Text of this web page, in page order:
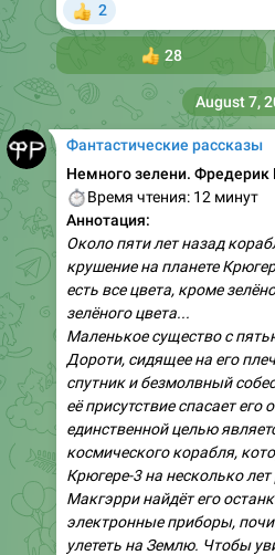
2
28
Фантастические рассказы
Немного зелени. Фредерик
Время чтения: 12 минут
Аннотация:
Около пяти лет назад
крушение на планете
есть все цвета, кроме
зелёного цвета...
Маленькое существо с
Дороти, сидящее на его
спутник и безмолвный
её присутствие спасает его
единственной целью
космического корабля,
Крюгере-3 на несколько
Макгэрри найдёт его
электронные приборы,
улететь на Землю. Чтобы
August 7,